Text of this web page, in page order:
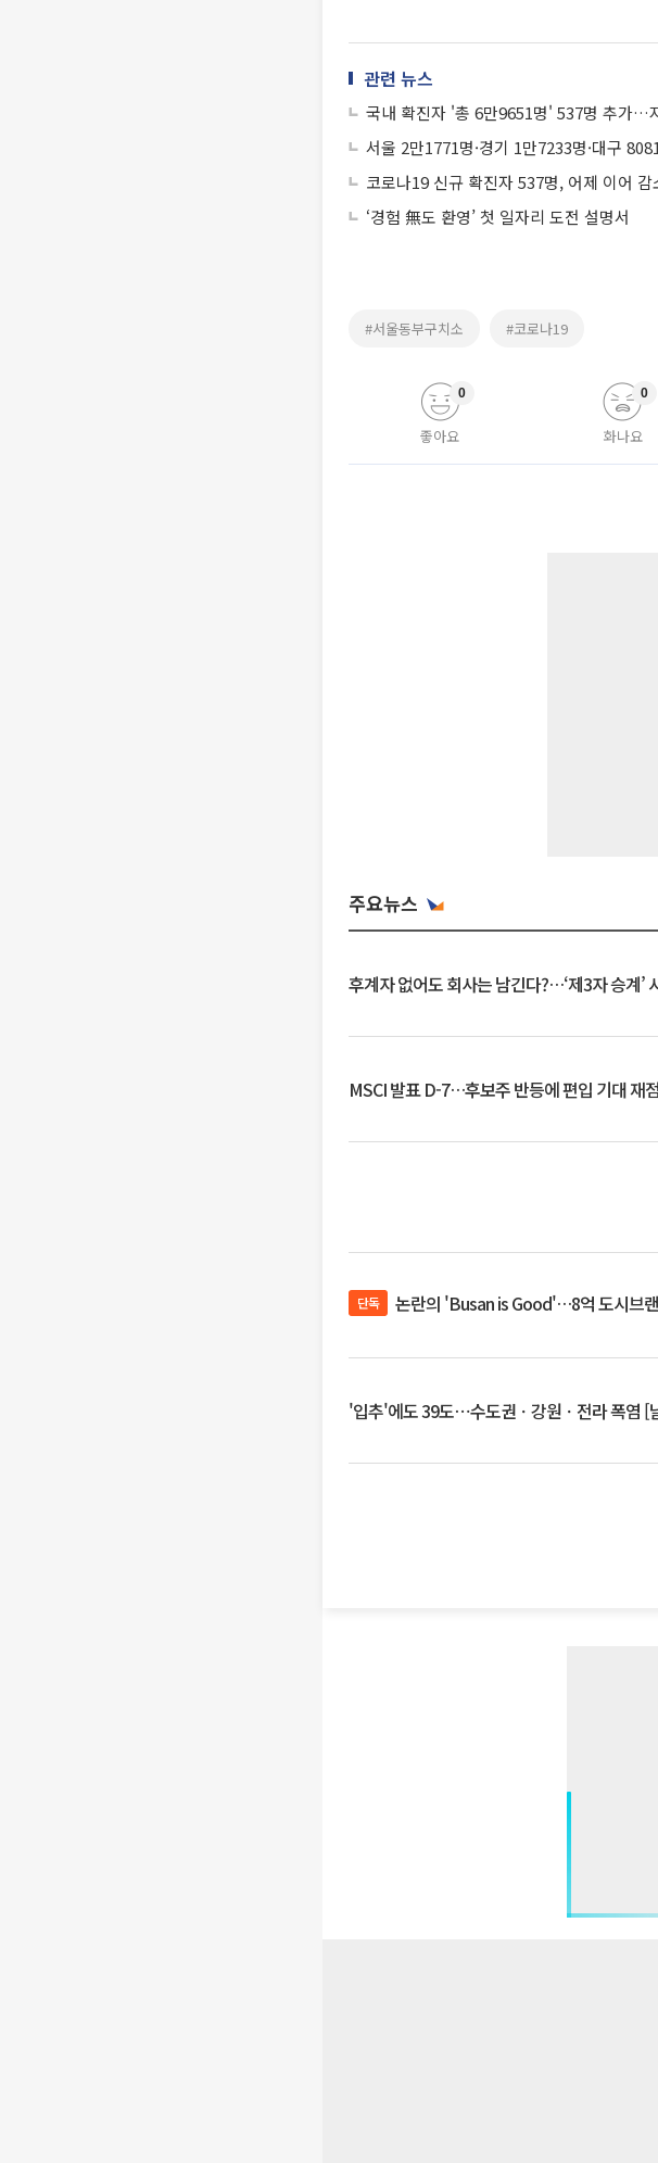
관련 뉴스
국내 확진자 '총 6만9651명' 537명 추가…
서울 2만1771명·경기 1만7233명·대구
코로나19 신규 확진자 537명, 어제 이어 감
‘경험 無도 환영’ 첫 일자리 도전 설명서
#서울동부구치소 #코로나19
좋아요
0
화나요
0
주요뉴스
후계자 없어도 회사는 남긴다?…‘제3자 승계’
MSCI 발표 D-7…후보주 반등에 편입 기대 재
단독 논란의 'Busan is Good'…8억 도시브
'입추'에도 39도⋯수도권ㆍ강원ㆍ전라 폭염 [